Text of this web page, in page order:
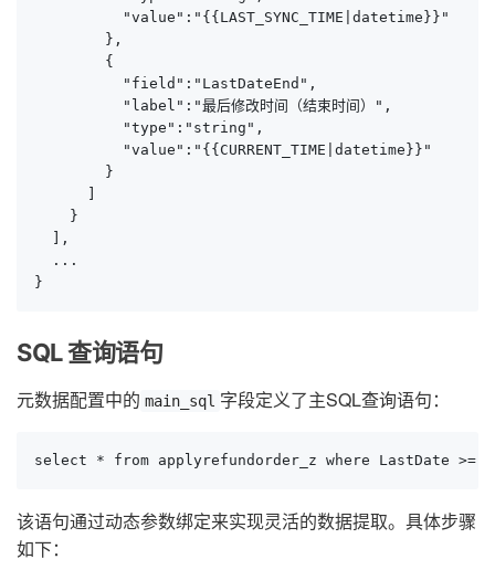
          "value":"{{LAST_SYNC_TIME|datetime}}"
        },
        {
          "field":"LastDateEnd",
          "label":"最后修改时间（结束时间）",
          "type":"string",
          "value":"{{CURRENT_TIME|datetime}}"
        }
    }
  ],
  ...
}
SQL 查询语句
元数据配置中的 main_sql 字段定义了主SQL查询语句：
select * from applyrefundorder_z where LastDate
该语句通过动态参数绑定来实现灵活的数据提取。具体步骤
如下：